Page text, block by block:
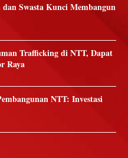
Swasta Kunci Membangun
Trafficking di NTT, Dapat
Raya
NTT: Investasi